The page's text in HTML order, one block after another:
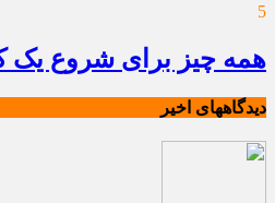
5
همه چیز برای شروع یک
دیدگاههای اخیر